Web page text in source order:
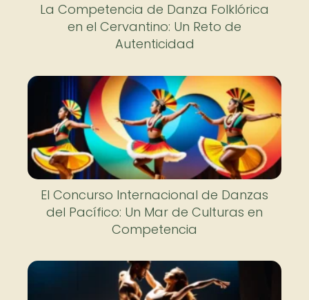
La Competencia de Danza Folklórica
en el Cervantino: Un Reto de
Autenticidad
El Concurso Internacional de Danzas
del Pacífico: Un Mar de Culturas en
Competencia